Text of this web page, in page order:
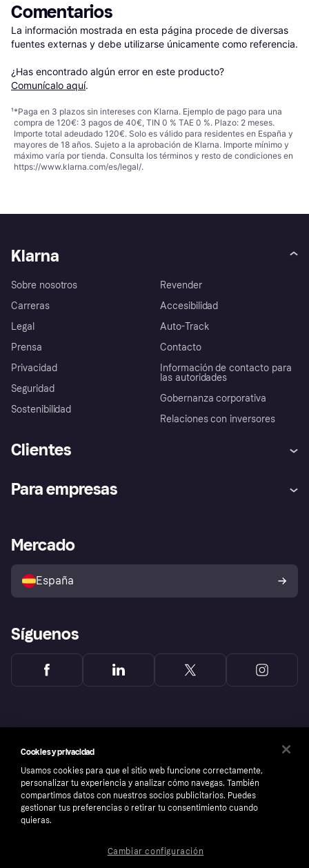
Comentarios
La información mostrada en esta página procede de diversas
fuentes externas y debe utilizarse únicamente como referencia.
¿Has encontrado algún error en este producto?
Comunícalo aquí.
¹*Paga en 3 plazos sin intereses con Klarna. Ejemplo de pago para una
compra de 120€: 3 pagos de 40€, TIN 0 % TAE 0 %. Plazo: 2 meses.
Importe total adeudado 120€. Solo es válido para residentes en España y
mayores de 18 años. Sujeto a la aprobación de Klarna. Importe mínimo y
máximo varía por tienda. Consulta los términos y resto de condiciones en
https://www.klarna.com/es/legal/.
Klarna
Sobre nosotros
Carreras
Legal
Prensa
Privacidad
Seguridad
Sostenibilidad
Revender
Accesibilidad
Auto-Track
Contacto
Información de contacto para
las autoridades
Gobernanza corporativa
Relaciones con inversores
Clientes
Inicio de sesión
Directorio de tiendas
Política de protección al
comprador de Klarna
Reclamaciones
Para empresas
Acceso empresas
Mercado
España
Síguenos
Copyright © 2005-2026 Klarna Bank AB (publ). Sede central: Stockholm, Sweden. Todos
los derechos reservados. Klarna Bank AB (publ). Sveavägen 46, 111 34 Stockholm.
Cookies y privacidad
Usamos cookies para que el sitio web funcione correctamente,
personalizar tu experiencia y analizar cómo navegas. También
compartimos datos con nuestros socios publicitarios. Puedes
gestionar tus preferencias o retirar tu consentimiento cuando
quieras.
Cambiar configuración